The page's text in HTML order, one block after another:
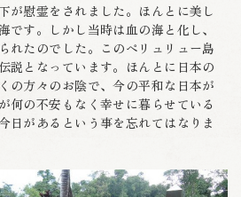
が慰霊をされました。ほんとに美し
です。しかし当時は血の海と化し、
れたのでした。このペリュリュー島
説となっています。ほんとに日本の
の方々のお陰で、今の平和な日本が
何の不安もなく幸せに暮らせている
日があるという事を忘れてはなりま